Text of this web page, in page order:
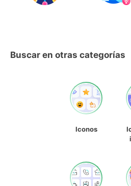
Buscar en otras categorías
Iconos